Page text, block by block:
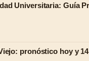
Universitaria: Guía
pronóstico hoy y